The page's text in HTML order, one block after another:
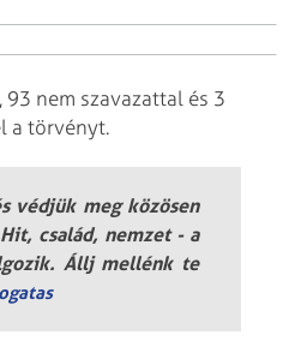
nem szavazattal és 3
a törvényt.
védjük meg közösen
család, nemzet - a
Állj mellénk te